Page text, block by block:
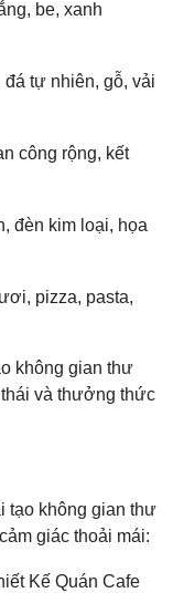
be, xanh
tự nhiên, gỗ, vải
công rộng, kết
đèn kim loại, họa
pizza, pasta,
không gian thư
và thưởng thức
tạo không gian thư
giác thoải mái: